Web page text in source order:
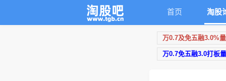
首页 淘股
万0.7及免五融3.0%
万0.7免五融3.0打板